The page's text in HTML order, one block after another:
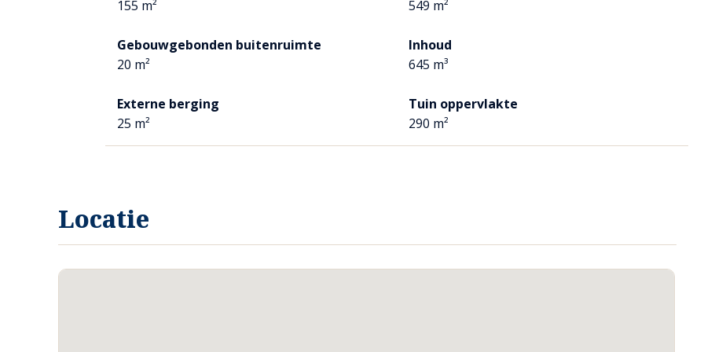
BIJKEUKEN/BADKAMER
Erg praktisch om via deze manier de achterzijde van de woning te kunnen betreden. Hier treft u de toiletruimte v.v.
Voorts treft u een wastafelmeubel.
155 m²
Gebouwgebonden buitenruimte
20 m²
Externe berging
25 m²
549 m²
Inhoud
645 m³
Tuin oppervlakte
290 m²
Locatie